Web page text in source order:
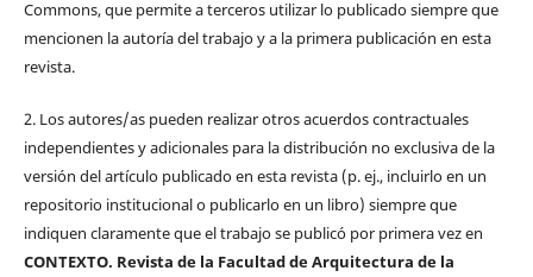
Commons, que permite a terceros utilizar lo publicado siempre que
mencionen la autoría del trabajo y a la primera publicación en esta
revista.
2. Los autores/as pueden realizar otros acuerdos contractuales
independientes y adicionales para la distribución no exclusiva de la
versión del artículo publicado en esta revista (p. ej., incluirlo en un
repositorio institucional o publicarlo en un libro) siempre que
indiquen claramente que el trabajo se publicó por primera vez en
CONTEXTO. Revista de la Facultad de Arquitectura de la